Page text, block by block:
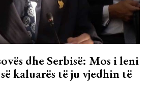
dhe Serbisë: Mos i leni
kaluarës të ju vjedhin të